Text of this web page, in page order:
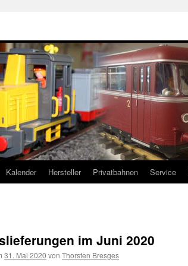
Kalender Hersteller Privatbahnen Service
im Juni 2020
31. Mai 2020 von Thorsten Bresges